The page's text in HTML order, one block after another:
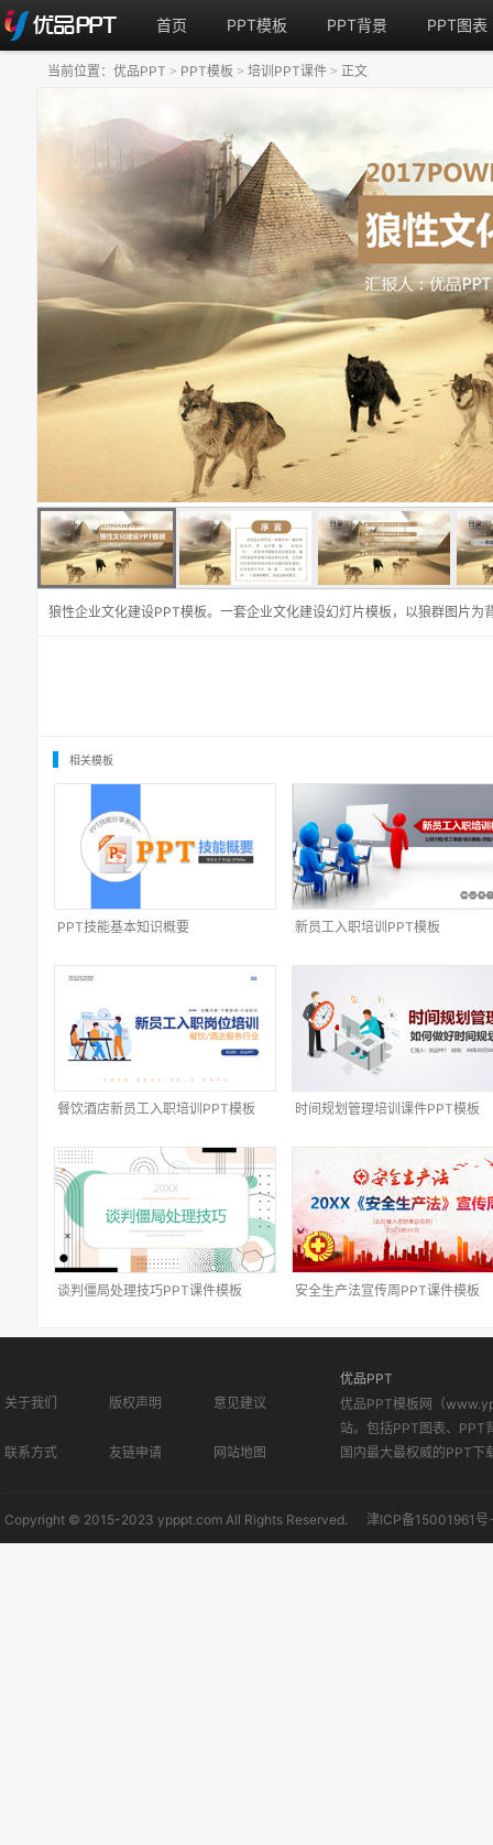
首页 PPT模板 PPT背景 PPT图表
狼性企业文化建设PPT模板。一套企业文化建设幻灯片模板，以狼群图片为
当前位置： 优品PPT > PPT模板 > 培训PPT课件 > 正文
相关模板
PPT技能基本知识概要 新员工入职培训PPT模板
餐饮酒店新员工入职培训PPT模板 时间规划管理培训课件PPT模板
谈判僵局处理技巧PPT课件模板 安全生产法宣传周PPT课件模板
关于我们 版权声明 意见建议
联系方式 友链申请 网站地图
优品PPT
优品PPT模板网（
站。包括PPT图表、PPT
国内最大最权威的PPT下
Copyright © 2015-2023 ypppt.com All Rights Reserved. 津ICP备15001961号